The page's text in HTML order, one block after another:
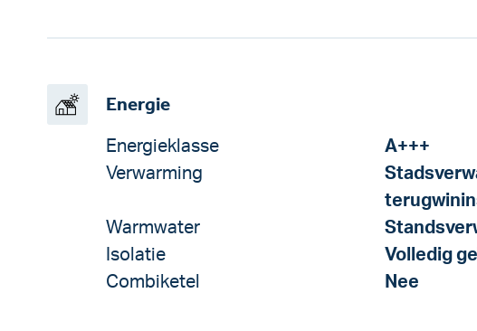
Energie
Energieklasse
A+++
Verwarming
Warmwater
Isolatie
Volledig
Combiketel
Nee